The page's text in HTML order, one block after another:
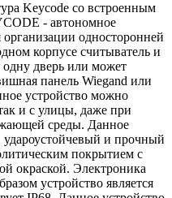
Keycode со встроенным
- автономное
организации односторонней
корпусе считыватель и
одну дверь или может
панель Wiegand или
устройство можно
и с улицы, даже при
среды. Данное
и прочный
покрытием с
окраской. Электроника
устройство является